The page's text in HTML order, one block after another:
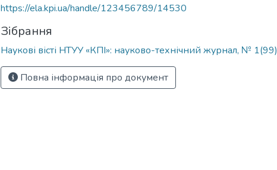
https://ela.kpi.ua/handle/123456789/14530
Зібрання
Наукові вісті НТУУ «КПІ»: науково-технічний журнал, № 1(99)
Повна інформація про документ